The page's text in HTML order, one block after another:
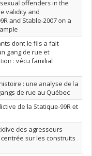
offenders in the
validity and
and Stable-2007 on a
dont le fils a fait
gang de rue et
: vécu familial
: une analyse de la
de rue au Québec
de la Statique-99R et
des agresseurs
sur les construits